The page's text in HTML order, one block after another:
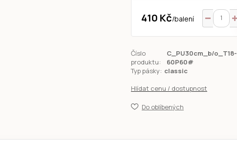
410 Kč/balení
Číslo
produktu:
C_PU30cm_b/o_T18-
60P60#
Typ pásky: classic
Hlídat cenu / dostupnost
Do oblíbených